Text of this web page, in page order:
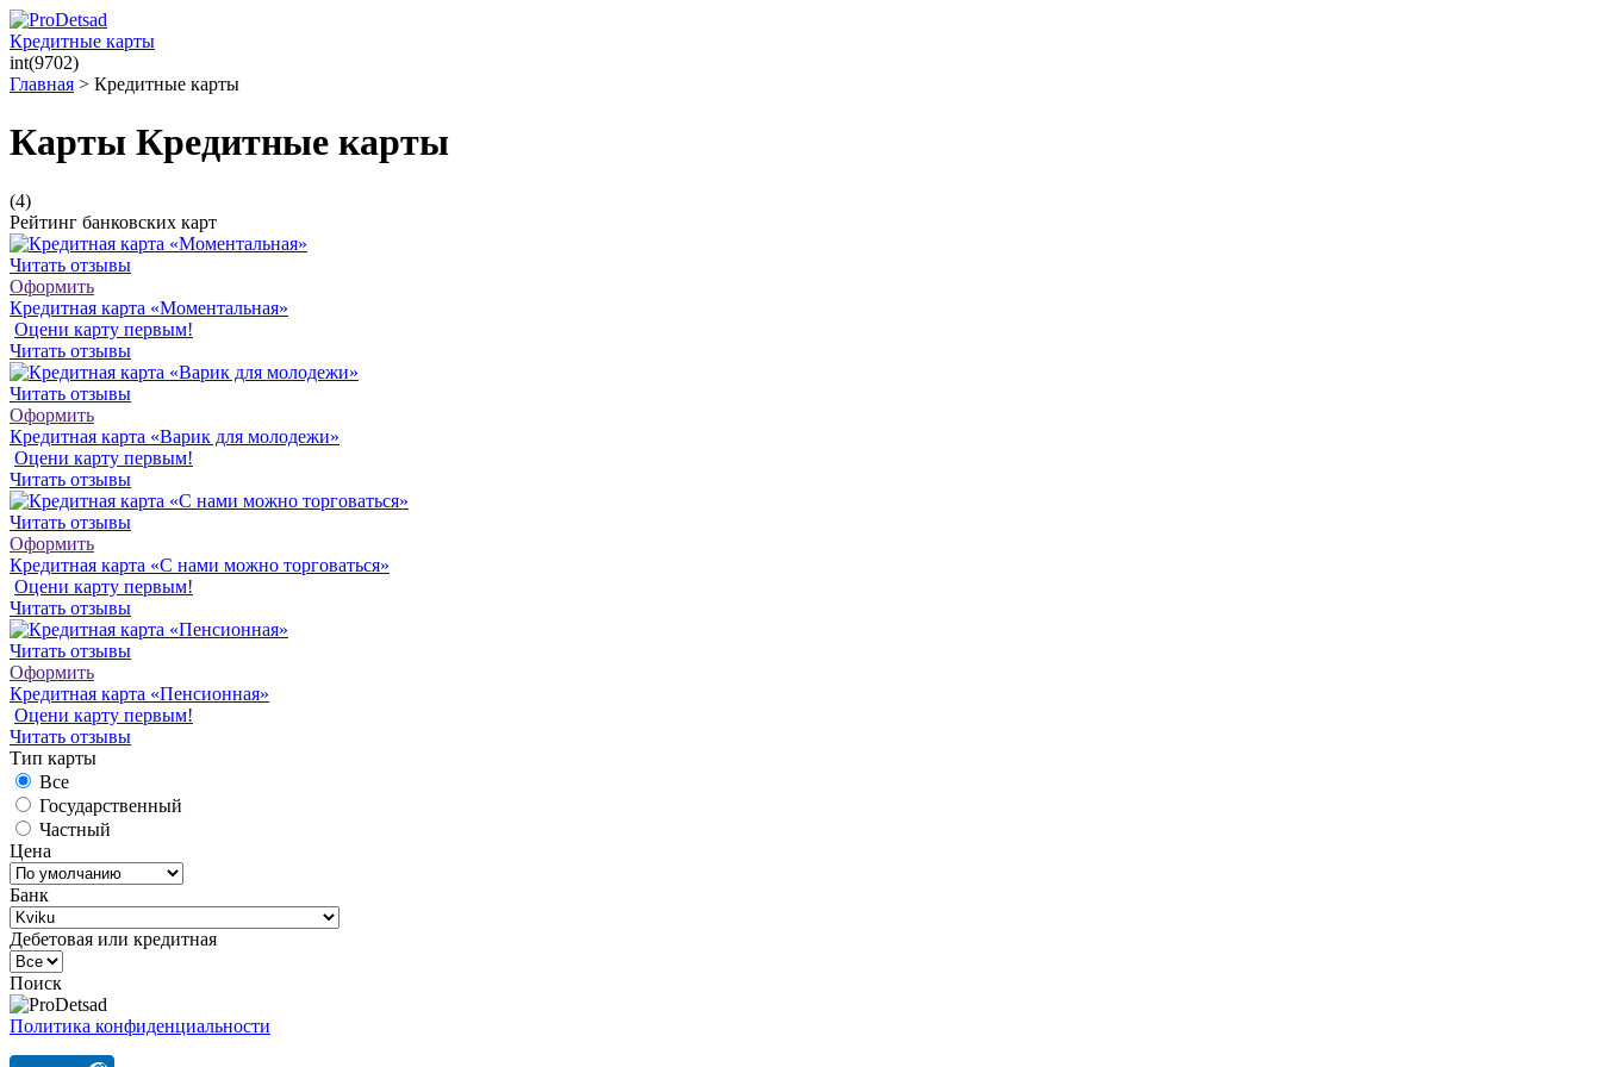
Кредитные карты
int(9702)
Главная > Кредитные карты
Карты Кредитные карты
(4)
Рейтинг банковских карт
Читать отзывы
Оформить
Кредитная карта «Моментальная»
Оцени карту первым!
Читать отзывы
Читать отзывы
Оформить
Кредитная карта «Варик для молодежи»
Оцени карту первым!
Читать отзывы
Читать отзывы
Оформить
Кредитная карта «С нами можно торговаться»
Оцени карту первым!
Читать отзывы
Читать отзывы
Оформить
Кредитная карта «Пенсионная»
Оцени карту первым!
Читать отзывы
Тип карты
Все
Государственный
Частный
Цена
Банк
Дебетовая или кредитная
Поиск
Политика конфиденциальности